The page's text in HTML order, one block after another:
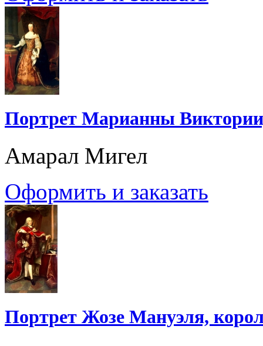
Портрет Марианны
Амарал Мигел
Оформить и заказать
Портрет Жозе Мануэля,